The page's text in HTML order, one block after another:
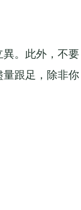
。此外，不要
跟足，除非你